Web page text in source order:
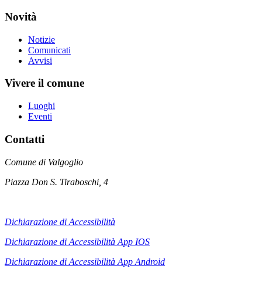
Novità
Notizie
Comunicati
Avvisi
Vivere il comune
Luoghi
Eventi
Contatti
Comune di Valgoglio
Piazza Don S. Tiraboschi, 4
Dichiarazione di Accessibilità
Dichiarazione di Accessibilità App IOS
Dichiarazione di Accessibilità App Android